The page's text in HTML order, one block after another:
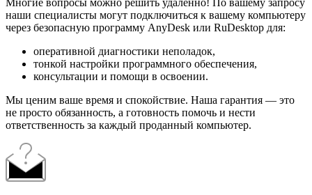
Многие вопросы можно решить удаленно! По вашему запросу
наши специалисты могут подключиться к вашему компьютеру
через безопасную программу AnyDesk или RuDesktop для:
оперативной диагностики неполадок,
тонкой настройки программного обеспечения,
консультации и помощи в освоении.
Мы ценим ваше время и спокойствие. Наша гарантия — это
не просто обязанность, а готовность помочь и нести
ответственность за каждый проданный компьютер.